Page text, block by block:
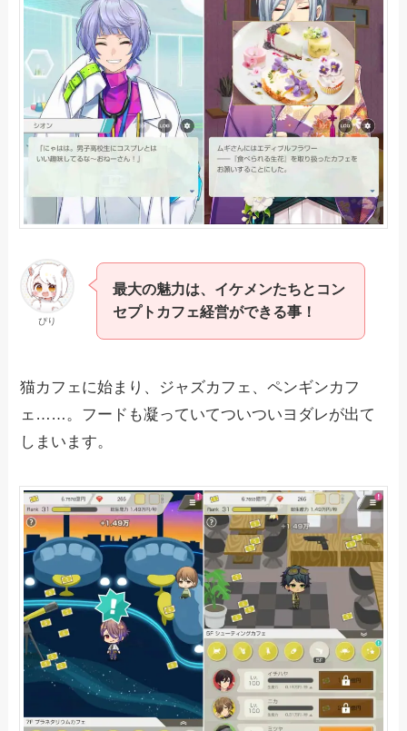
ぴり
最大の魅力は、イケメンたちとコン
セプトカフェ経営ができる事！
猫カフェに始まり、ジャズカフェ、ペンギンカフ
ェ……。フードも凝っていてついついヨダレが出て
しまいます。